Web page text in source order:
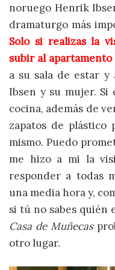
noruego Henrik
dramaturgo más
Solo si realizas la
subir al apartamento
a su sala de estar y
Ibsen y su mujer. Si
cocina, además de
zapatos de
mismo. Puedo
me hizo a mi la
responder a todas
una media hora y,
si tú no sabes quién
Casa de Muñecas
otro lugar.